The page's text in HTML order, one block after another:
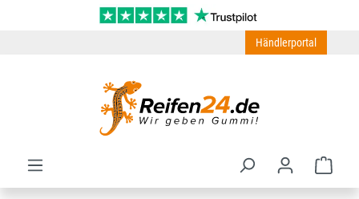
Zum Hauptinhalt springen
Händlerportal